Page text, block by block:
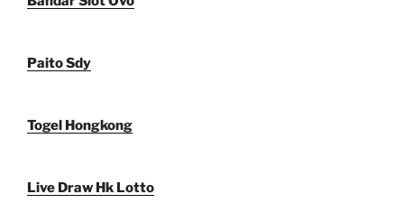
Paito Sdy
Togel Hongkong
Live Draw Hk Lotto